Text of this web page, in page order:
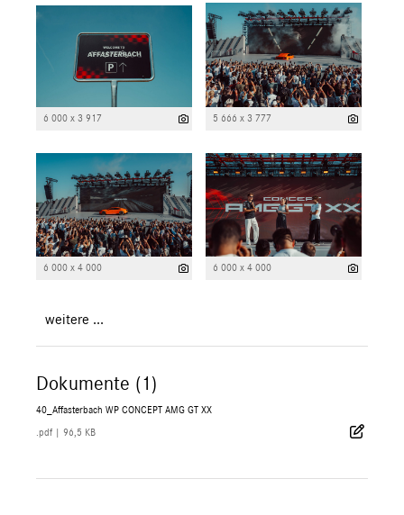
6 000 x 3 917 5 666 x 3 777
6 000 x 4 000 6 000 x 4 000
weitere ...
Dokumente (1)
40_Affasterbach WP CONCEPT AMG GT XX
.pdf 96,5 KB